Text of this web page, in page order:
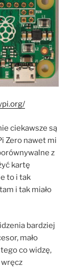
ciekawsze są
Zero nawet mi
z
kartę
to i tak
i tak miało
bardziej
mało
tego co widzę,